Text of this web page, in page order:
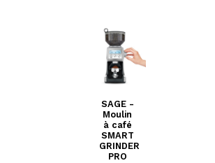
SAGE -
Moulin
à café
SMART
GRINDER
PRO